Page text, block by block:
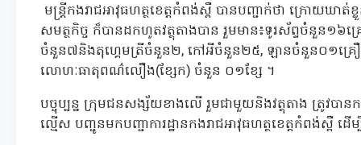
មន្ត្រីកងរាជអាវុធហត្ថខេត្តកំពង់ស្ពឺ បានបញ្ជាក់ថា ក្រោយឃ
សមត្ថកិច្ច ក៏បានដកហូតវត្ថុតាងបាន រួមមាន៖ទូរស័ព្ទចំនួន១
ចំនួន៧និងតុហ្គេមត្រីចំនួន២, កៅអីចំនួន២៥, ឡានចំនួន០១គ្រ
លោហៈធាតុពណ៌លឿង(ខ្សែក) ចំនួន ០១ខ្សែ ។
បច្ចុប្បន្ន ក្រុមជនសង្ស័យខាងលើ រួមជាមួយនិងវត្ថុតាង ត្រូវបានក
ល្មើស បញ្ជូនមកបញ្ជាការដ្ឋានកងរាជអាវុធហត្ថខេត្តកំពង់ស្ពឺ ដើ